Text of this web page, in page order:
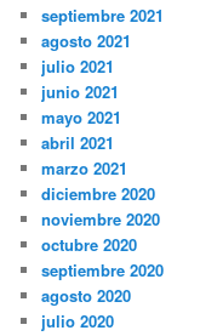
septiembre 2021
agosto 2021
julio 2021
junio 2021
mayo 2021
abril 2021
marzo 2021
diciembre 2020
noviembre 2020
octubre 2020
septiembre 2020
agosto 2020
julio 2020